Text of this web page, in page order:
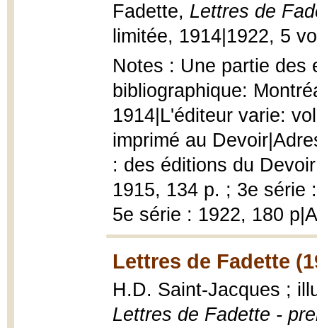
Fadette, Lettres de
limitée, 1914|1922, 5
Notes : Une partie des
bibliographique:
1914|L'éditeur varie:
imprimé au
: des éditions du
1915, 134 p. ; 3e série
5e série : 1922, 180
Lettres de Fadette
H.D. Saint-Jacques ;
Lettres de Fadette -